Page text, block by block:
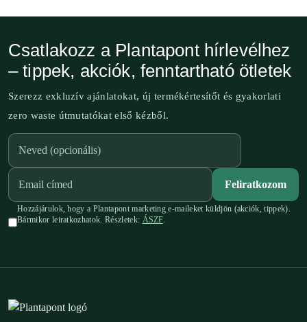
Csatlakozz a Plantapont hírlevélhez
– tippek, akciók, fenntartható ötletek
Szerezz exkluzív ajánlatokat, új termékértesítőt és gyakorlati
zero waste útmutatókat első kézből.
Feliratkozom
Hozzájárulok, hogy a Plantapont marketing e-maileket küldjön (akciók, tippek).
Bármikor leiratkozhatok. Részletek: ÁSZF.